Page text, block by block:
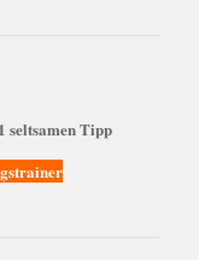
seltsamen Tipp